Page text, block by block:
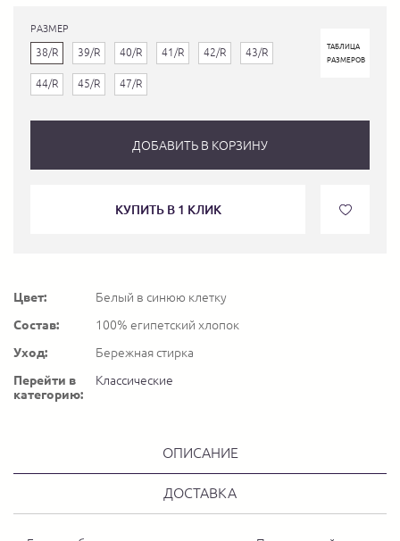
РАЗМЕР
38/R 39/R 40/R 41/R 42/R 43/R
44/R 45/R 47/R
ТАБЛИЦА
РАЗМЕРОВ
ДОБАВИТЬ В КОРЗИНУ
КУПИТЬ В 1 КЛИК
Цвет:
Белый в синюю клетку
Состав:
100% египетский хлопок
Уход:
Бережная стирка
Перейти в
категорию:
Классические
ОПИСАНИЕ
ДОСТАВКА